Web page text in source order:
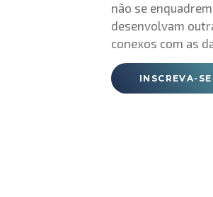
não se
desenvolvam
conexos com as
INSCREVA-SE